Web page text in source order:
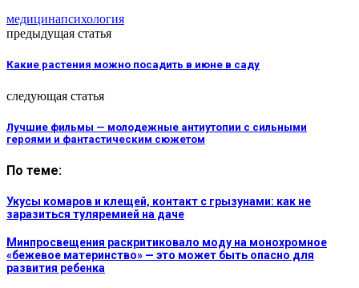
медицинапсихология
предыдущая статья
Какие растения можно посадить в июне в саду
следующая статья
Лучшие фильмы — молодежные антиутопии с сильными
героями и фантастическим сюжетом
По теме:
Укусы комаров и клещей, контакт с грызунами: как не
заразиться туляремией на даче
Минпросвещения раскритиковало моду на монохромное
«бежевое материнство» — это может быть опасно для
развития ребенка